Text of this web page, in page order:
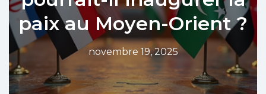
paix au Moyen-Orient ?
novembre 19, 2025